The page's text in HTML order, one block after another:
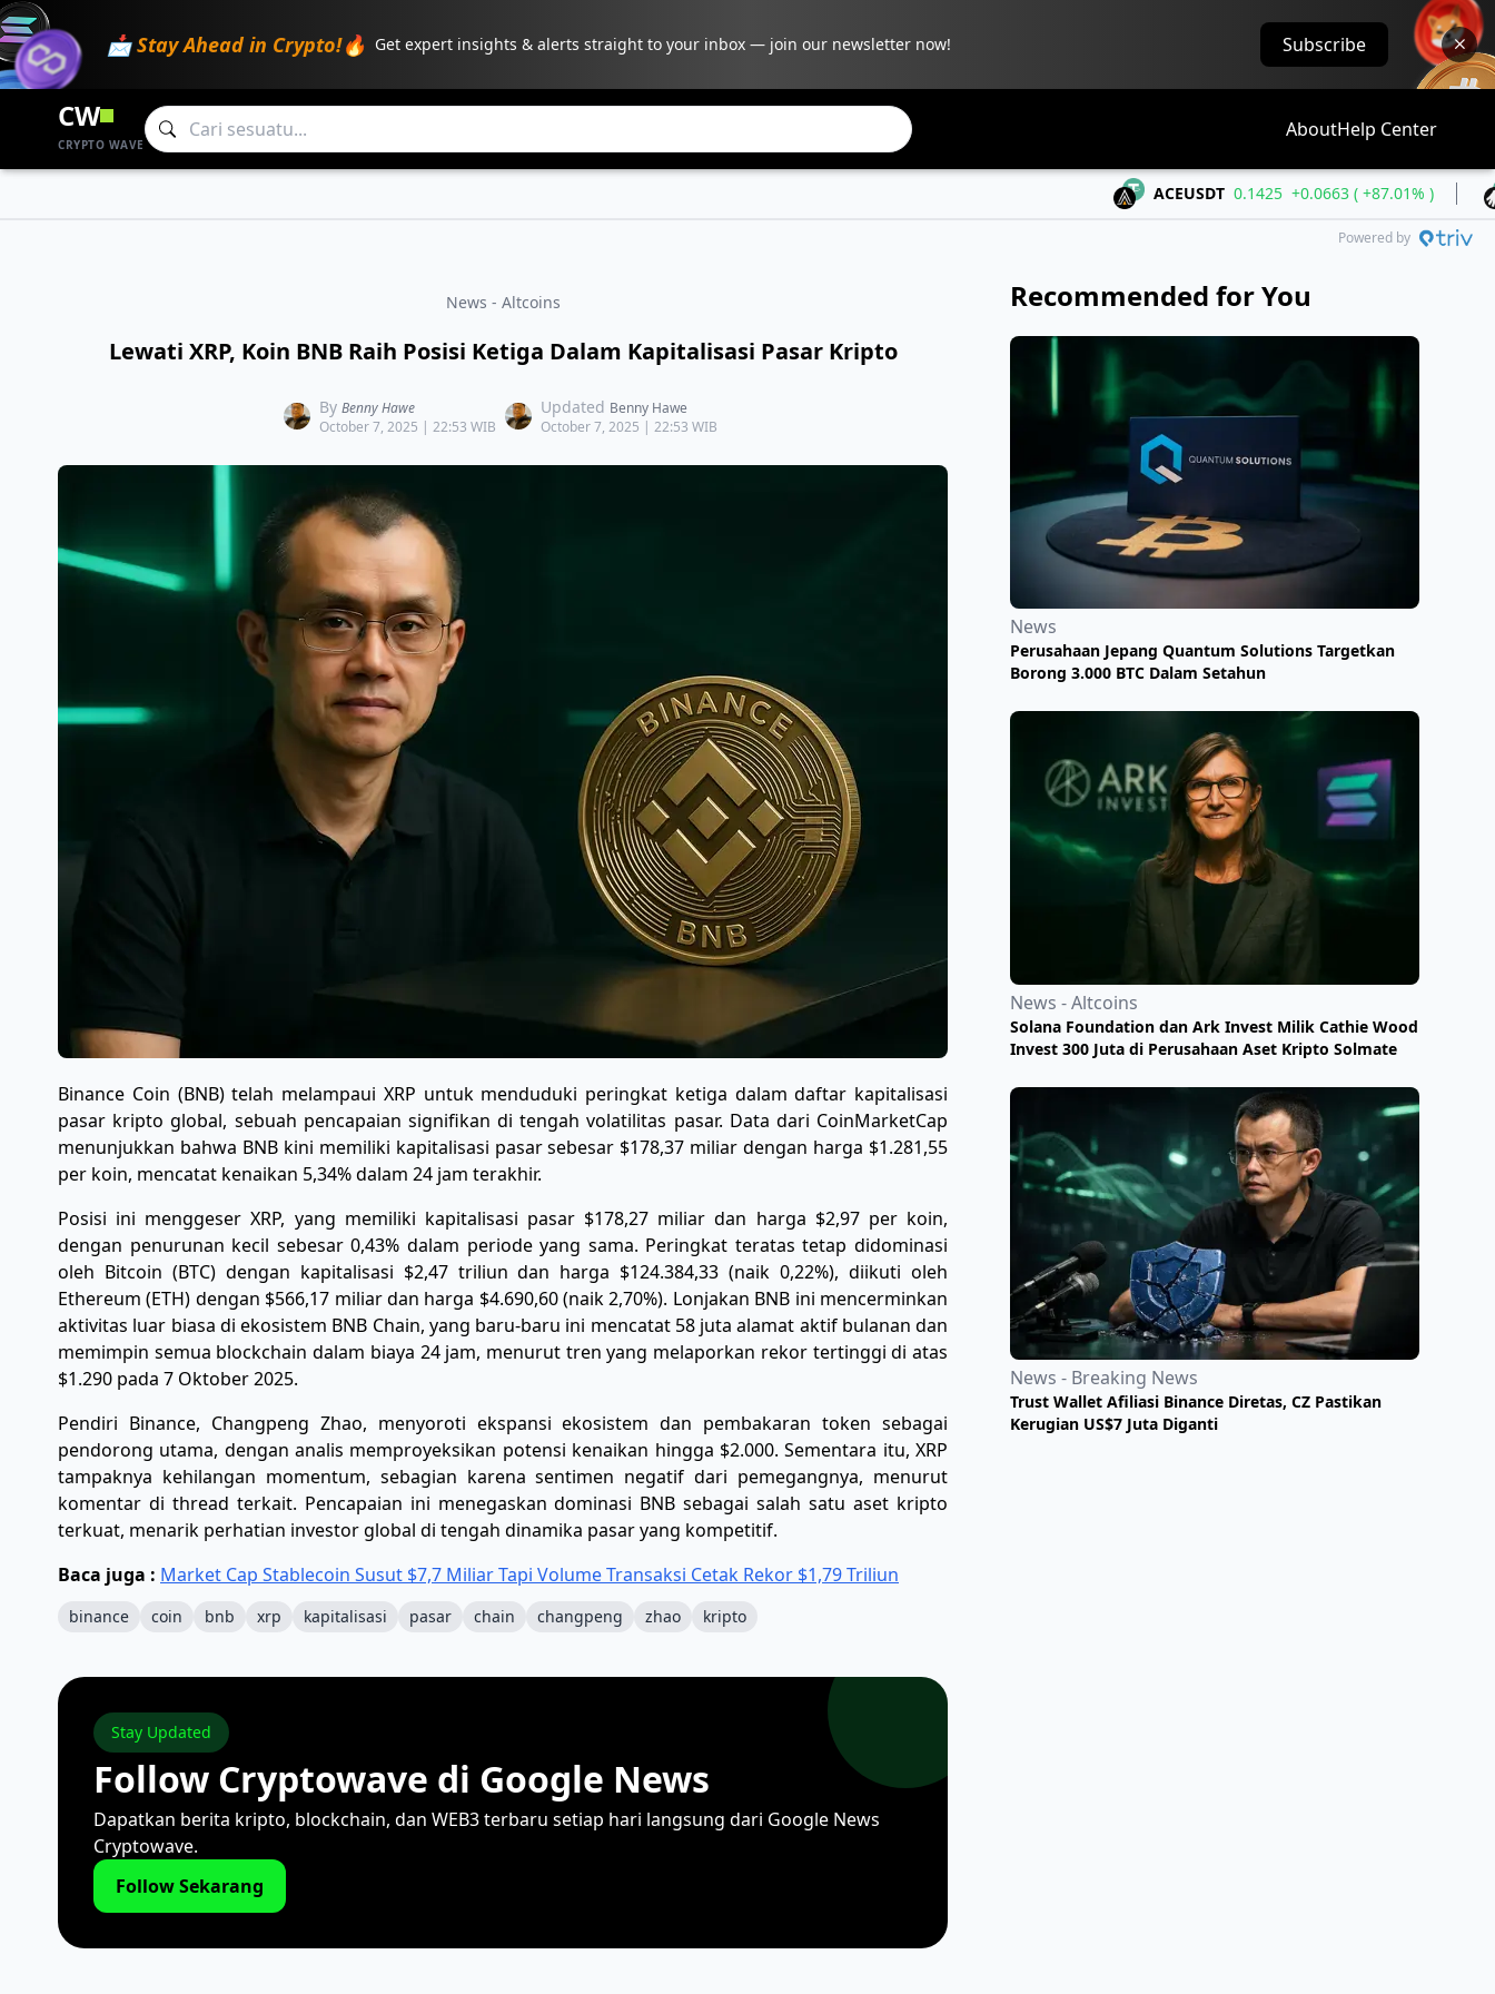
📩 Stay Ahead in Crypto!🔥 Get expert insights & alerts straight to your inbox — join our newsletter now! Subscribe
CW
CRYPTO WAVE
AboutHelp Center
ACEUSDT 0.1425 +0.0663 ( +87.01% )
Powered by
News - Altcoins
Lewati XRP, Koin BNB Raih Posisi Ketiga Dalam Kapitalisasi Pasar Kripto
By Benny Hawe
October 7, 2025 | 22:53 WIB
Updated Benny Hawe
October 7, 2025 | 22:53 WIB
Binance Coin (BNB) telah melampaui XRP untuk menduduki peringkat ketiga dalam daftar kapitalisasi
pasar kripto global, sebuah pencapaian signifikan di tengah volatilitas pasar. Data dari CoinMarketCap
menunjukkan bahwa BNB kini memiliki kapitalisasi pasar sebesar $178,37 miliar dengan harga $1.281,55
per koin, mencatat kenaikan 5,34% dalam 24 jam terakhir.
Posisi ini menggeser XRP, yang memiliki kapitalisasi pasar $178,27 miliar dan harga $2,97 per koin,
dengan penurunan kecil sebesar 0,43% dalam periode yang sama. Peringkat teratas tetap didominasi
oleh Bitcoin (BTC) dengan kapitalisasi $2,47 triliun dan harga $124.384,33 (naik 0,22%), diikuti oleh
Ethereum (ETH) dengan $566,17 miliar dan harga $4.690,60 (naik 2,70%). Lonjakan BNB ini mencerminkan
aktivitas luar biasa di ekosistem BNB Chain, yang baru-baru ini mencatat 58 juta alamat aktif bulanan dan
memimpin semua blockchain dalam biaya 24 jam, menurut tren yang melaporkan rekor tertinggi di atas
$1.290 pada 7 Oktober 2025.
Pendiri Binance, Changpeng Zhao, menyoroti ekspansi ekosistem dan pembakaran token sebagai
pendorong utama, dengan analis memproyeksikan potensi kenaikan hingga $2.000. Sementara itu, XRP
tampaknya kehilangan momentum, sebagian karena sentimen negatif dari pemegangnya, menurut
komentar di thread terkait. Pencapaian ini menegaskan dominasi BNB sebagai salah satu aset kripto
terkuat, menarik perhatian investor global di tengah dinamika pasar yang kompetitif.
Baca juga : Market Cap Stablecoin Susut $7,7 Miliar Tapi Volume Transaksi Cetak Rekor $1,79 Triliun
binance coin bnb xrp kapitalisasi pasar chain changpeng zhao kripto
Stay Updated
Follow Cryptowave di Google News
Dapatkan berita kripto, blockchain, dan WEB3 terbaru setiap hari langsung dari Google News
Cryptowave.
Follow Sekarang
Recommended for You
News
Perusahaan Jepang Quantum Solutions Targetkan
Borong 3.000 BTC Dalam Setahun
News - Altcoins
Solana Foundation dan Ark Invest Milik Cathie Wood
Invest 300 Juta di Perusahaan Aset Kripto Solmate
News - Breaking News
Trust Wallet Afiliasi Binance Diretas, CZ Pastikan
Kerugian US$7 Juta Diganti